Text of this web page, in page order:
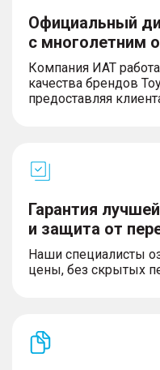
Официальный
с многолетним
Компания ИАТ
качества брендов
предоставляя
Гарантия
и защита от
Наши специалисты
цены, без скрытых